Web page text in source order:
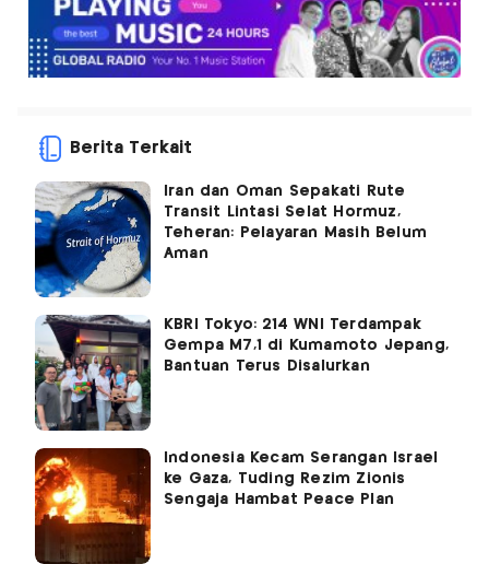
Berita Terkait
Iran dan Oman Sepakati Rute
Transit Lintasi Selat Hormuz,
Teheran: Pelayaran Masih Belum
Aman
KBRI Tokyo: 214 WNI Terdampak
Gempa M7,1 di Kumamoto Jepang,
Bantuan Terus Disalurkan
Indonesia Kecam Serangan Israel
ke Gaza, Tuding Rezim Zionis
Sengaja Hambat Peace Plan